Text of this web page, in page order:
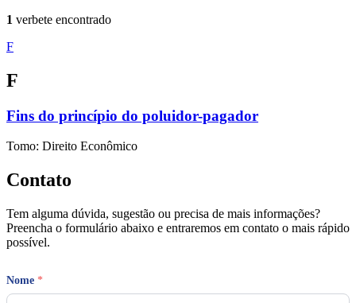
1 verbete encontrado
F
F
Fins do princípio do poluidor-pagador
Tomo: Direito Econômico
Contato
Tem alguma dúvida, sugestão ou precisa de mais informações?
Preencha o formulário abaixo e entraremos em contato o mais rápido
possível.
Nome *